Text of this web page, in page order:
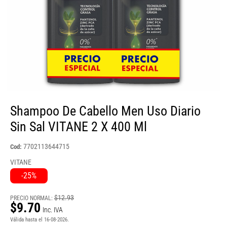
Shampoo De Cabello Men Uso Diario
Sin Sal VITANE 2 X 400 Ml
Cod: 7702113644715
VITANE
-25%
PRECIO NORMAL: $12.93
$9.70 Inc. IVA
Válida hasta el 16-08-2026.